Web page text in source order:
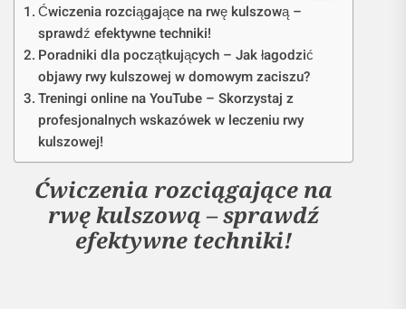
Ćwiczenia rozciągające na rwę kulszową –
sprawdź efektywne techniki!
Poradniki dla początkujących – Jak łagodzić
objawy rwy kulszowej w domowym zaciszu?
Treningi online na YouTube – Skorzystaj z
profesjonalnych wskazówek w leczeniu rwy
kulszowej!
Ćwiczenia rozciągające na
rwę kulszową – sprawdź
efektywne techniki!